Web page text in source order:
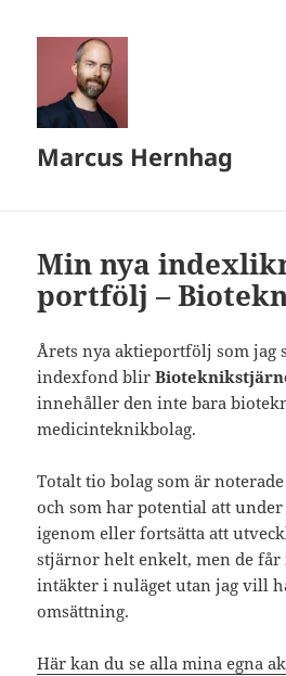
Marcus Hernhag
Min nya
portfölj –
Årets nya aktieportfölj som jag
indexfond blir
innehåller den inte bara
medicinteknikbolag.
Totalt tio bolag som är
och som har potential att under
igenom eller fortsätta att
stjärnor helt enkelt, men de
intäkter i nuläget utan jag vill
omsättning.
Här kan du se alla mina egna